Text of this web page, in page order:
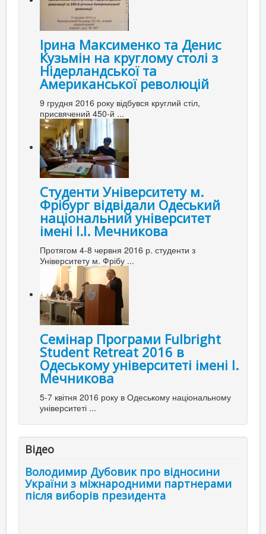
Ірина Максименко та Денис
Кузьмін на круглому столі з
Нідерландської та
Американської революцій
9 грудня 2016 року відбувся круглий стіл,
присвячений 450-й ...
Студенти Університету м.
Фрібург відвідали Одеський
національний університет
імені І.І. Мечникова
Протягом 4-8 червня 2016 р. студенти з
Університету м. Фрібу ...
Семінар Програми Fulbright
Student Retreat 2016 в
Одеському університеті імені І.
Мечникова
5-7 квітня 2016 року в Одеському національному
університеті ...
Відео
Володимир Дубовик про відносини
України з міжнародними партнерами
після виборів президента